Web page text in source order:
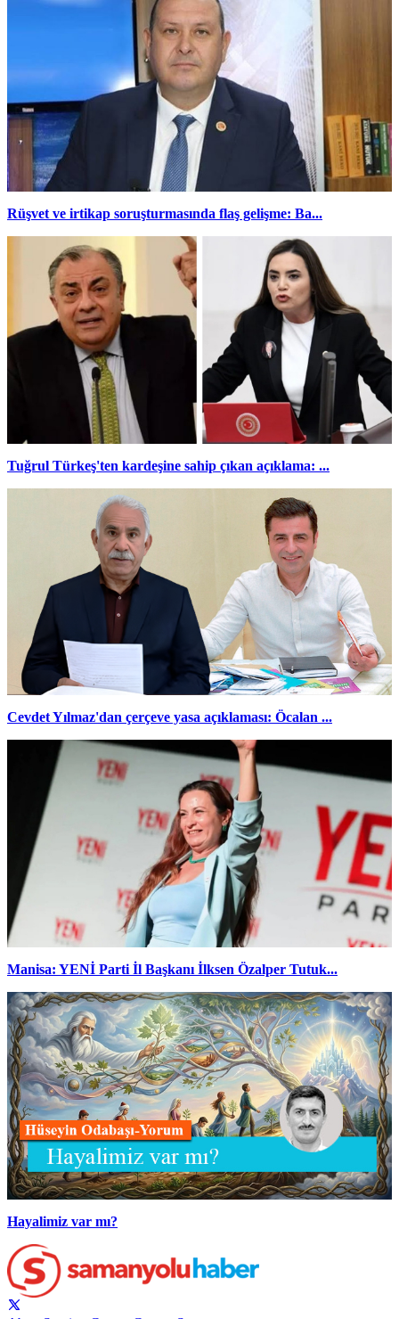
Rüşvet ve irtikap soruşturmasında flaş gelişme: Ba...
Tuğrul Türkeş'ten kardeşine sahip çıkan açıklama: ...
Cevdet Yılmaz'dan çerçeve yasa açıklaması: Öcalan ...
Manisa: YENİ Parti İl Başkanı İlksen Özalper Tutuk...
Hayalimiz var mı?